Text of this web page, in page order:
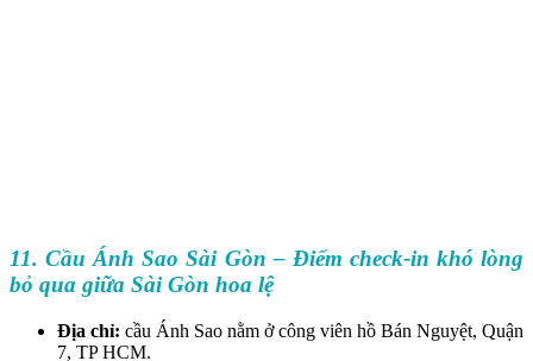
11. Cầu Ánh Sao Sài Gòn – Điểm check-in khó lòng
bỏ qua giữa Sài Gòn hoa lệ
Địa chỉ: cầu Ánh Sao nằm ở công viên hồ Bán Nguyệt, Quận
7, TP HCM.